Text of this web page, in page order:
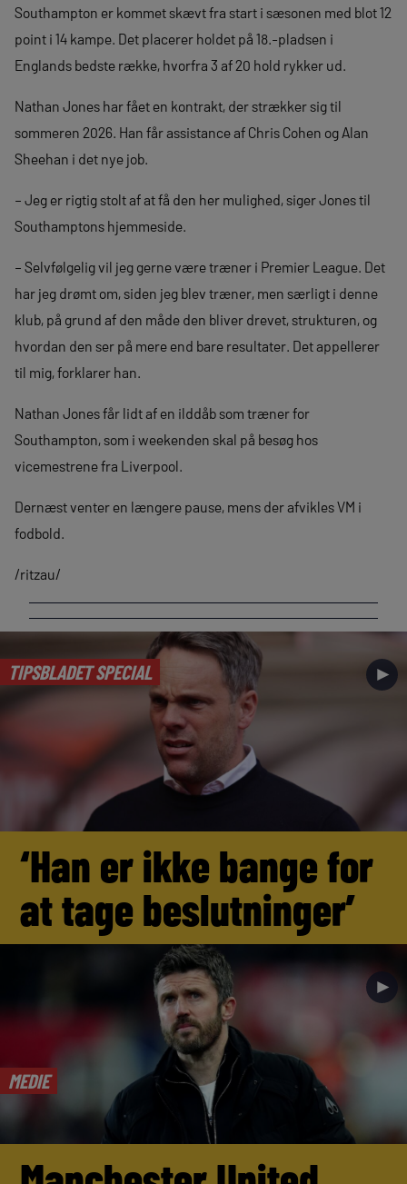
Southampton er kommet skævt fra start i sæsonen med blot 12
point i 14 kampe. Det placerer holdet på 18.-pladsen i
Englands bedste række, hvorfra 3 af 20 hold rykker ud.
Nathan Jones har fået en kontrakt, der strækker sig til
sommeren 2026. Han får assistance af Chris Cohen og Alan
Sheehan i det nye job.
– Jeg er rigtig stolt af at få den her mulighed, siger Jones til
Southamptons hjemmeside.
– Selvfølgelig vil jeg gerne være træner i Premier League. Det
har jeg drømt om, siden jeg blev træner, men særligt i denne
klub, på grund af den måde den bliver drevet, strukturen, og
hvordan den ser på mere end bare resultater. Det appellerer
til mig, forklarer han.
Nathan Jones får lidt af en ilddåb som træner for
Southampton, som i weekenden skal på besøg hos
vicemestrene fra Liverpool.
Dernæst venter en længere pause, mens der afvikles VM i
fodbold.
/ritzau/
TIPSBLADET SPECIAL ►
‘Han er ikke bange for
at tage beslutninger’
MEDIE
►